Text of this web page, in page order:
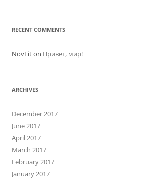
RECENT COMMENTS
NovLiton Привет, мир!
ARCHIVES
December 2017
June 2017
April 2017
March 2017
February 2017
January 2017